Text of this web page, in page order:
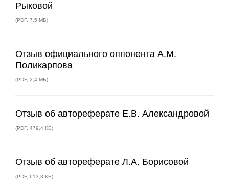
Рыковой
(PDF, 7,5 МБ)
Отзыв официального оппонента А.М.
Поликарпова
(PDF, 2,4 МБ)
Отзыв об автореферате Е.В. Александровой
(PDF, 479,4 КБ)
Отзыв об автореферате Л.А. Борисовой
(PDF, 613,3 КБ)